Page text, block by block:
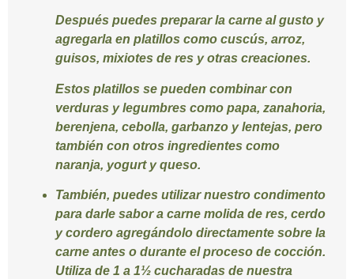
Después puedes preparar la carne al gusto y
agregarla en platillos como cuscús, arroz,
guisos, mixiotes de res y otras creaciones.
Estos platillos se pueden combinar con
verduras y legumbres como papa, zanahoria,
berenjena, cebolla, garbanzo y lentejas, pero
también con otros ingredientes como
naranja, yogurt y queso.
También, puedes utilizar nuestro condimento
para darle sabor a carne molida de res, cerdo
y cordero agregándolo directamente sobre la
carne antes o durante el proceso de cocción.
Utiliza de 1 a 1½ cucharadas de nuestra